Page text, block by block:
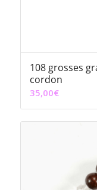
108 grosses
cordon
35,00€